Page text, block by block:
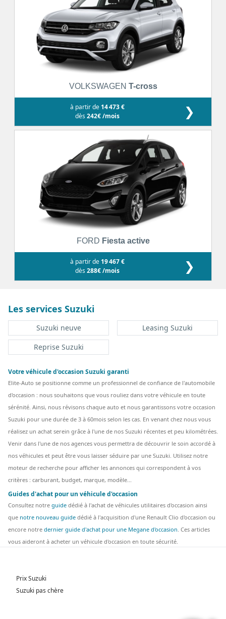
VOLKSWAGEN T-cross
à partir de 14 473 €
dès242€ /mois ❯
FORD Fiesta active
à partir de 19 467 €
dès288€ /mois ❯
Les services Suzuki
Suzuki neuve
Leasing Suzuki
Reprise Suzuki
Votre véhicule d'occasion Suzuki garanti
Elite-Auto se positionne comme un professionnel de confiance de l'automobile
d'occasion : nous souhaitons que vous rouliez dans votre véhicule en toute
sérénité. Ainsi, nous révisons chaque auto et nous garantissons votre occasion
Suzuki pour une durée de 3 à 60mois selon les cas. En venant chez nous vous
réalisez un achat serein grâce à l'une de nos Suzuki récentes et peu kilométrées.
Venir dans l'une de nos agences vous permettra de découvrir le soin accordé à
nos véhicules et peut être vous laisser séduire par une Suzuki. Utilisez notre
moteur de recherche pour afficher les annonces qui correspondent à vos
critères : carburant, budget, marque, modèle...
Guides d'achat pour un véhicule d'occasion
Consultez notre guide dédié à l'achat de véhicules utilitaires d'occasion ainsi
que notre nouveau guide dédié à l'acquisition d'une Renault Clio d'occasion ou
encore notre dernier guide d'achat pour une Megane d'occasion. Ces articles
vous aideront à acheter un véhicule d'occasion en toute sécurité.
Prix Suzuki
Suzuki pas chère